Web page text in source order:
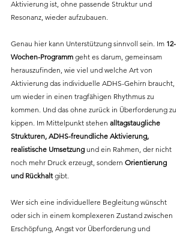
Aktivierung ist, ohne passende Struktur und
Resonanz, wieder aufzubauen.
Genau hier kann Unterstützung sinnvoll sein. Im 12-
Wochen-Programm geht es darum, gemeinsam
herauszufinden, wie viel und welche Art von
Aktivierung das individuelle ADHS-Gehirn braucht,
um wieder in einen tragfähigen Rhythmus zu
kommen. Und das ohne zurück in Überforderung zu
kippen. Im Mittelpunkt stehen alltagstaugliche
Strukturen, ADHS-freundliche Aktivierung,
realistische Umsetzung und ein Rahmen, der nicht
noch mehr Druck erzeugt, sondern Orientierung
und Rückhalt gibt.
Wer sich eine individuellere Begleitung wünscht
oder sich in einem komplexeren Zustand zwischen
Erschöpfung, Angst vor Überforderung und